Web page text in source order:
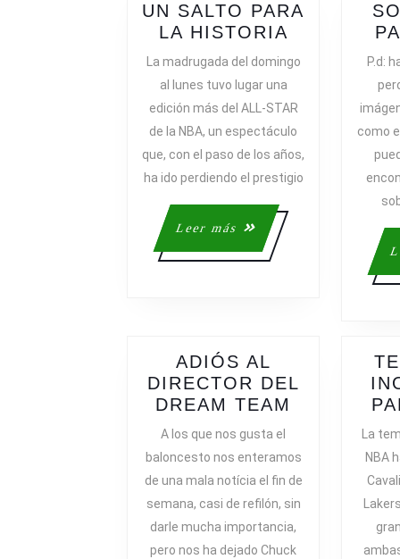
UN SALTO PARA
LA HISTORIA
PARA
HISTORIA
La madrugada del domingo
al lunes tuvo lugar una
edición más del ALL-STAR
de la NBA, un espectáculo
que, con el paso de los años,
ha ido perdiendo el prestigio
Leer más
Leer
más
P.d:
como
ADIÓS AL
DIRECTOR DEL
DREAM TEAM
DEL
DREAM
TEAM
A los que nos gusta el
baloncesto nos enteramos
de una mala notícia el fin de
semana, casi de refilón, sin
darle mucha importancia,
pero nos ha dejado Chuck
La
NBA